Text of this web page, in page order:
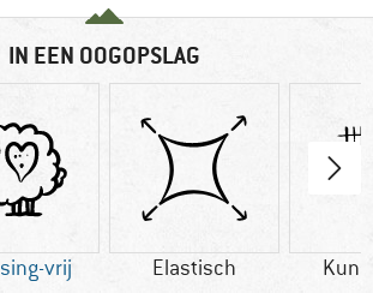
IN EEN OOGOPSLAG
vrij Elastisch